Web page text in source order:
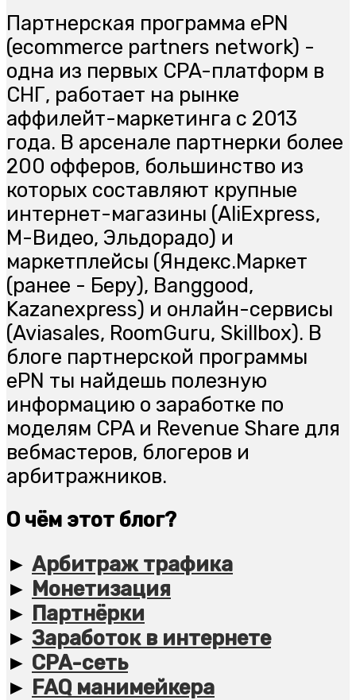
Партнерская программа ePN
(ecommerce partners network) -
одна из первых CPA-платформ в
СНГ, работает на рынке
аффилейт-маркетинга с 2013
года. В арсенале партнерки более
200 офферов, большинство из
которых составляют крупные
интернет-магазины (AliExpress,
М-Видео, Эльдорадо) и
маркетплейсы (Яндекс.Маркет
(ранее - Беру), Banggood,
Kazanexpress) и онлайн-сервисы
(Aviasales, RoomGuru, Skillbox). В
блоге партнерской программы
ePN ты найдешь полезную
информацию о заработке по
моделям CPA и Revenue Share для
вебмастеров, блогеров и
арбитражников.
О чём этот блог?
► Арбитраж трафика
► Монетизация
► Партнёрки
► Заработок в интернете
► CPA-сеть
► FAQ манимейкера